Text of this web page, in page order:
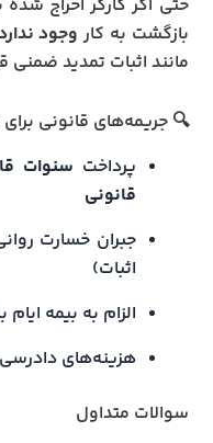
حتی اگر کارگر اخراج
بازگشت به کار وجود
مانند اثبات تمدید ضمنی
🔍 جریمه‌های قانونی برای
پرداخت سنوات
قانونی
جبران خسارت
اثبات)
الزام به بیمه ایام
هزینه‌های
سوالات متداول